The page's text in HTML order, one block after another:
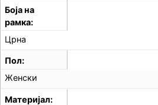
Боја на
рамка
Црна
Пол
Женски
Материјал